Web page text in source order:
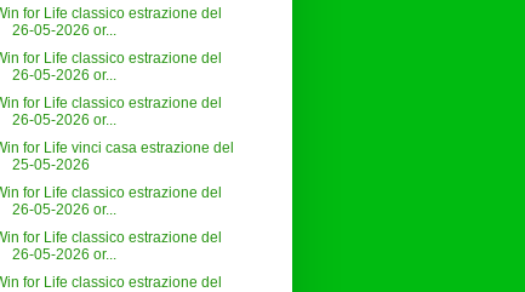
for Life classico estrazione del
26-05-2026 or...
for Life classico estrazione del
26-05-2026 or...
for Life classico estrazione del
26-05-2026 or...
for Life vinci casa estrazione del
25-05-2026
for Life classico estrazione del
26-05-2026 or...
for Life classico estrazione del
26-05-2026 or...
for Life classico estrazione del